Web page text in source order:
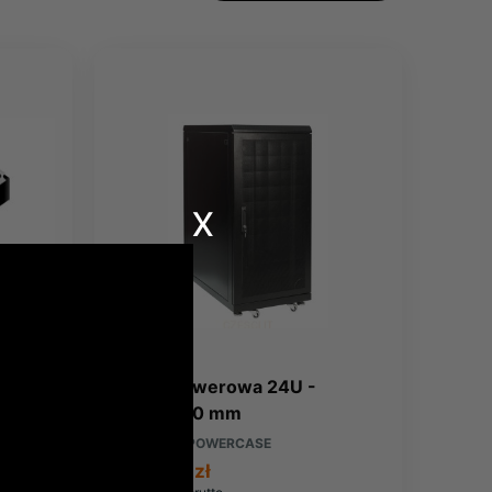
Szafa serwerowa 24U -
800x1200 mm
POWERCASE
3 474,61 zł
x